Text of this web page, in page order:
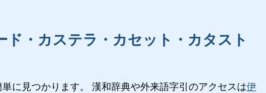
ド・カステラ・カセット・カタスト
に見つかります。 漢和辞典や外来語字引のアクセスは伊